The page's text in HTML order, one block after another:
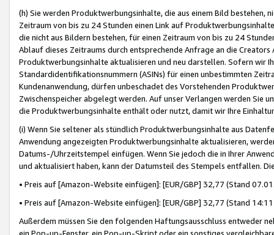
(h) Sie werden Produktwerbungsinhalte, die aus einem Bild bestehen,
Zeitraum von bis zu 24 Stunden einen Link auf
die nicht aus Bildern bestehen, für einen Zeitraum von bis zu 24
Ablauf dieses Zeitraums durch entsprechende Anfrage an die
Produktwerbungsinhalte aktualisieren und neu darstellen. Sofern wir
Standardidentifikationsnummern (ASINs) für einen unbestimmten
Kundenanwendung, dürfen unbeschadet des Vorstehenden
Zwischenspeicher abgelegt werden. Auf unser Verlangen werden Sie
die Produktwerbungsinhalte enthält oder nutzt, damit wir Ihre
(i) Wenn Sie seltener als stündlich Produktwerbungsinhalte aus
Anwendung angezeigten Produktwerbungsinhalte aktualisieren,
Datums-/Uhrzeitstempel einfügen. Wenn Sie jedoch die in Ihrer
und aktualisiert haben, kann der Datumsteil des Stempels entfallen.
• Preis auf [Amazon-Website einfügen]: [EUR/GBP] 32,77 (Stand
• Preis auf [Amazon-Website einfügen]: [EUR/GBP] 32,77 (Stand
Außerdem müssen Sie den folgenden Haftungsausschluss entweder
ein Pop-up-Fenster, ein Pop-up-Skript oder ein sonstiges